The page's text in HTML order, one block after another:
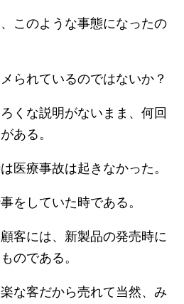
このような事態になったの
られているのではないか？
くな説明がないまま、何回
ある。
医療事故は起きなかった。
をしていた時である。
客には、新製品の発売時に
のである。
な客だから売れて当然、み